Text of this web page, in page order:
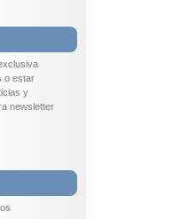
o estar
y
newsletter